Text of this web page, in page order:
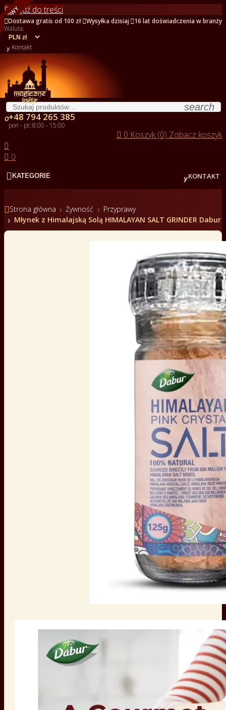
Przejdź do treści
Dostawa gratis od 100 zł Wysyłka dzisiaj 16 lat doświadczenia w branży
Waluta:
 Kontakt
search
+48 794 265 385
pon - pt: 8:00 - 15:00
 0 Koszyk (0) Zobacz koszyk

 0
 KATEGORIE KONTAKT
Strona główna Żywność
Przyprawy
Młynek z Himalajską Solą HIMALAYAN SALT GRINDER Dabur
NOWY